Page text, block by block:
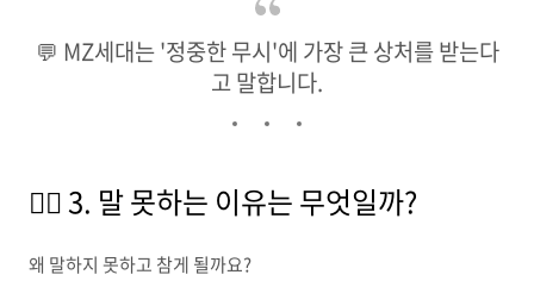
💬 MZ세대는 '정중한 무시'에 가장 큰 상처를 받는다
고 말합니다.
🧍‍♀️ 3. 말 못하는 이유는 무엇일까?
왜 말하지 못하고 참게 될까요?